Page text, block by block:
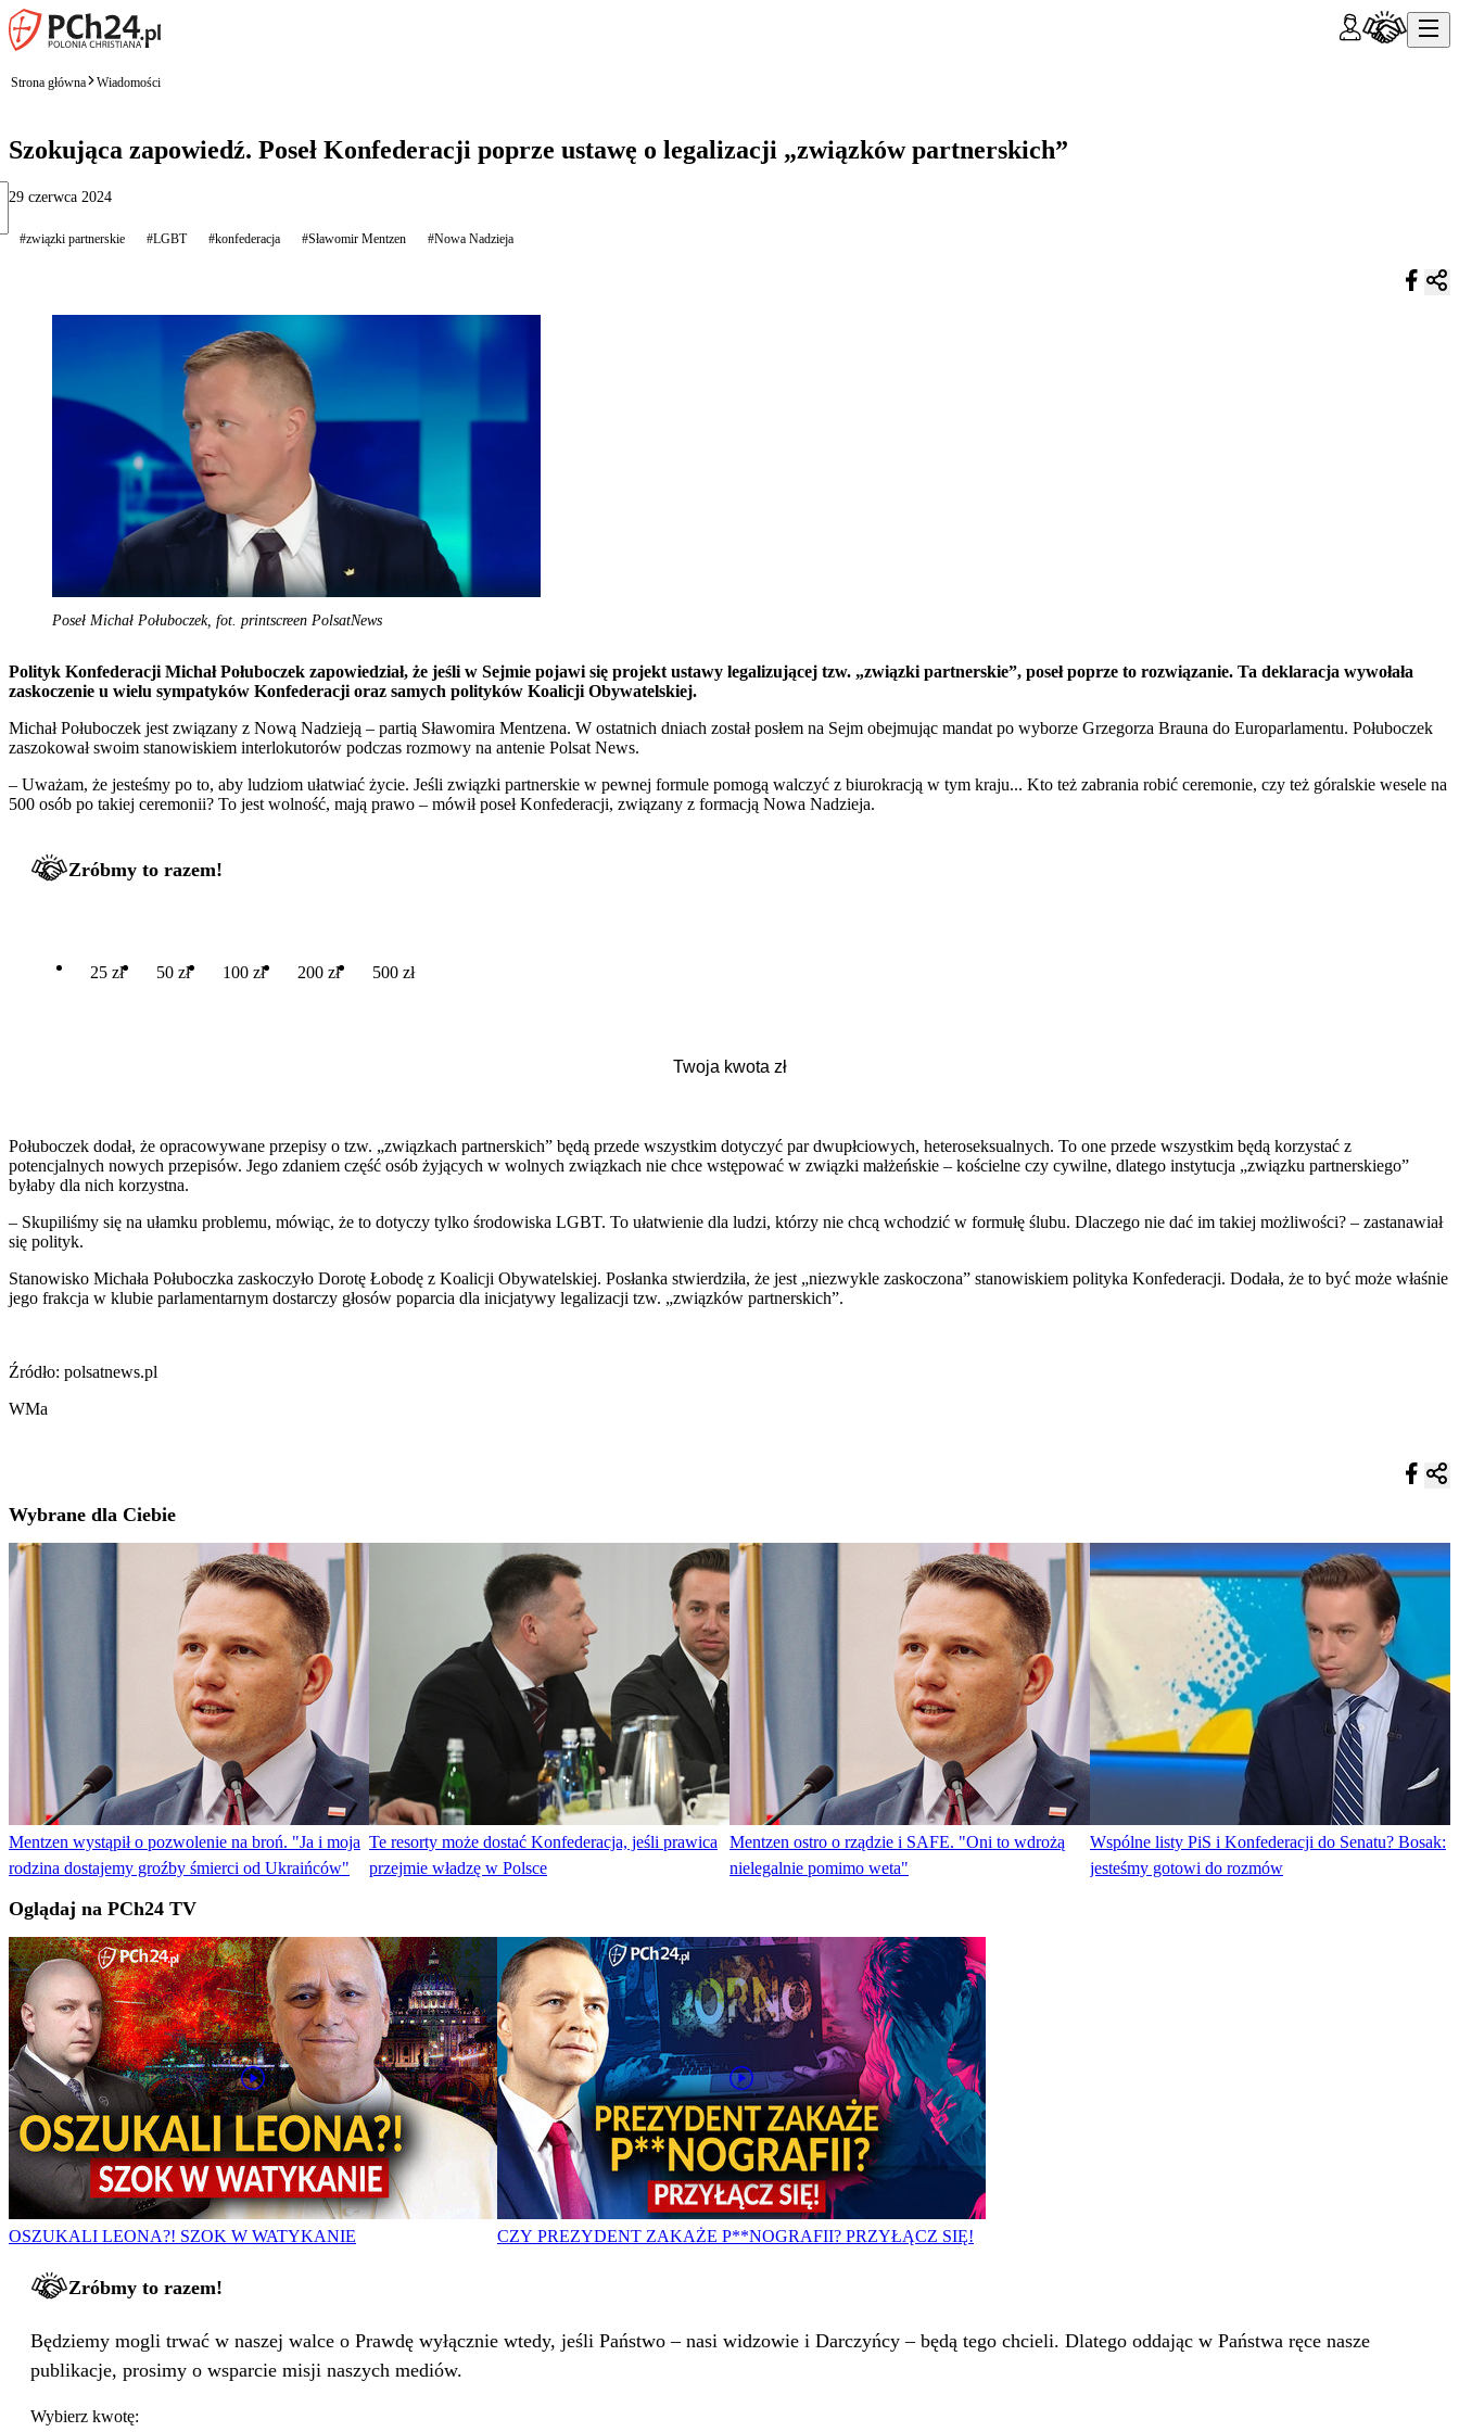
Strona główna Wiadomości
Szokująca zapowiedź. Poseł Konfederacji poprze ustawę o legalizacji „związków partnerskich”
29 czerwca 2024
#związki partnerskie #LGBT #konfederacja #Sławomir Mentzen #Nowa Nadzieja
Poseł Michał Połuboczek, fot. printscreen PolsatNews
Polityk Konfederacji Michał Połuboczek zapowiedział, że jeśli w Sejmie pojawi się projekt ustawy legalizującej tzw. „związki partnerskie”, poseł poprze to rozwiązanie. Ta deklaracja wywołała
zaskoczenie u wielu sympatyków Konfederacji oraz samych polityków Koalicji Obywatelskiej.
Michał Połuboczek jest związany z Nową Nadzieją – partią Sławomira Mentzena. W ostatnich dniach został posłem na Sejm obejmując mandat po wyborze Grzegorza Brauna do Europarlamentu. Połuboczek
zaszokował swoim stanowiskiem interlokutorów podczas rozmowy na antenie Polsat News.
– Uważam, że jesteśmy po to, aby ludziom ułatwiać życie. Jeśli związki partnerskie w pewnej formule pomogą walczyć z biurokracją w tym kraju... Kto też zabrania robić ceremonie, czy też góralskie wesele na
500 osób po takiej ceremonii? To jest wolność, mają prawo – mówił poseł Konfederacji, związany z formacją Nowa Nadzieja.
Zróbmy to razem!
25 zł 50 zł 100 zł 200 zł 500 zł
Połuboczek dodał, że opracowywane przepisy o tzw. „związkach partnerskich” będą przede wszystkim dotyczyć par dwupłciowych, heteroseksualnych. To one przede wszystkim będą korzystać z
potencjalnych nowych przepisów. Jego zdaniem część osób żyjących w wolnych związkach nie chce wstępować w związki małżeńskie – kościelne czy cywilne, dlatego instytucja „związku partnerskiego”
byłaby dla nich korzystna.
– Skupiliśmy się na ułamku problemu, mówiąc, że to dotyczy tylko środowiska LGBT. To ułatwienie dla ludzi, którzy nie chcą wchodzić w formułę ślubu. Dlaczego nie dać im takiej możliwości? – zastanawiał
się polityk.
Stanowisko Michała Połuboczka zaskoczyło Dorotę Łobodę z Koalicji Obywatelskiej. Posłanka stwierdziła, że jest „niezwykle zaskoczona” stanowiskiem polityka Konfederacji. Dodała, że to być może właśnie
jego frakcja w klubie parlamentarnym dostarczy głosów poparcia dla inicjatywy legalizacji tzw. „związków partnerskich”.
Źródło: polsatnews.pl
WMa
Wybrane dla Ciebie
Mentzen wystąpił o pozwolenie na broń. "Ja i moja
rodzina dostajemy groźby śmierci od Ukraińców"
Te resorty może dostać Konfederacja, jeśli prawica
przejmie władzę w Polsce
Mentzen ostro o rządzie i SAFE. "Oni to wdrożą
nielegalnie pomimo weta"
Wspólne listy PiS i Konfederacji do Senatu? Bosak:
jesteśmy gotowi do rozmów
Oglądaj na PCh24 TV
OSZUKALI LEONA?! SZOK W WATYKANIE CZY PREZYDENT ZAKAŻE P**NOGRAFII? PRZYŁĄCZ SIĘ!
Zróbmy to razem!
Będziemy mogli trwać w naszej walce o Prawdę wyłącznie wtedy, jeśli Państwo – nasi widzowie i Darczyńcy – będą tego chcieli. Dlatego oddając w Państwa ręce nasze
publikacje, prosimy o wsparcie misji naszych mediów.
Wybierz kwotę: